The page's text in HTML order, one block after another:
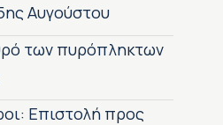
Αυγούστου
των πυρόπληκτων
Επιστολή προς